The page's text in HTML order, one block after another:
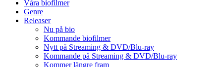
Våra biofilmer
Genre
Releaser
Nu på bio
Kommande biofilmer
Nytt på Streaming & DVD/Blu-ray
Kommande på Streaming & DVD/Blu-ray
Kommer längre fram